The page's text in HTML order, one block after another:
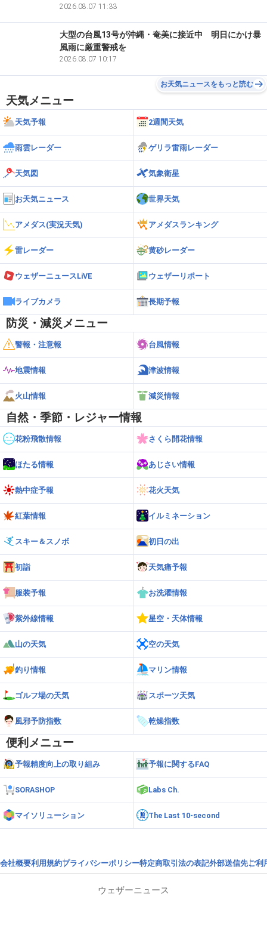
2026.08.07 11:33
大型の台風13号が沖縄・奄美に接近中 明日にかけ暴
風雨に厳重警戒を
2026.08.07 10:17
お天気ニュースをもっと読む
天気メニュー
天気予報 2週間天気
雨雲レーダー ゲリラ雷雨レーダー
天気図 気象衛星
お天気ニュース 世界天気
アメダス(実況天気) アメダスランキング
雷レーダー 黄砂レーダー
ウェザーニュースLiVE ウェザーリポート
ライブカメラ 長期予報
防災・減災メニュー
警報・注意報 台風情報
地震情報 津波情報
火山情報 減災情報
自然・季節・レジャー情報
花粉飛散情報 さくら開花情報
ほたる情報 あじさい情報
熱中症予報 花火天気
紅葉情報 イルミネーション
スキー＆スノボ 初日の出
初詣 天気痛予報
服装予報 お洗濯情報
紫外線情報 星空・天体情報
山の天気 空の天気
釣り情報 マリン情報
ゴルフ場の天気 スポーツ天気
風邪予防指数 乾燥指数
便利メニュー
予報精度向上の取り組み 予報に関するFAQ
SORASHOP Labs Ch.
マイソリューション The Last 10-second
会社概要利用規約プライバシーポリシー特定商取引法の表記外部送信先ご利
ウェザーニュース